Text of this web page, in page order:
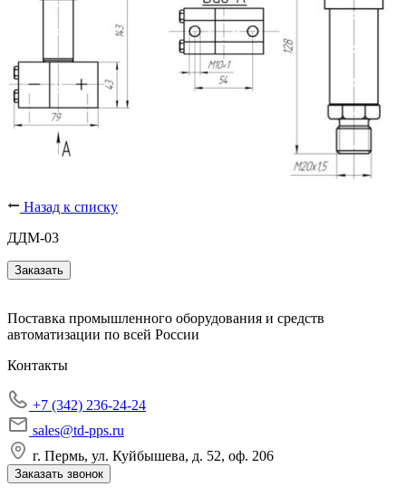
Назад к списку
ДДМ-03
Заказать
Поставка промышленного оборудования и средств
автоматизации по всей России
Контакты
+7 (342) 236-24-24
sales@td-pps.ru
г. Пермь, ул. Куйбышева, д. 52, оф. 206
Заказать звонок